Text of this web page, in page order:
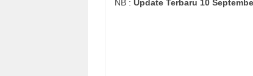
NB : Update Terbaru 10